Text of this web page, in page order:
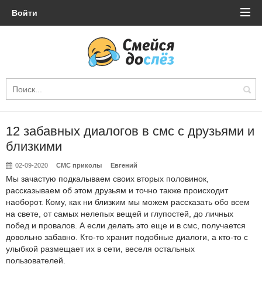
Войти
12 забавных диалогов в смс с друзьями и
близкими
02-09-2020 СМС приколы Евгений
Мы зачастую подкалываем своих вторых половинок,
рассказываем об этом друзьям и точно также происходит
наоборот. Кому, как ни близким мы можем рассказать обо всем
на свете, от самых нелепых вещей и глупостей, до личных
побед и провалов. А если делать это еще и в смс, получается
довольно забавно. Кто-то хранит подобные диалоги, а кто-то с
улыбкой размещает их в сети, веселя остальных
пользователей.